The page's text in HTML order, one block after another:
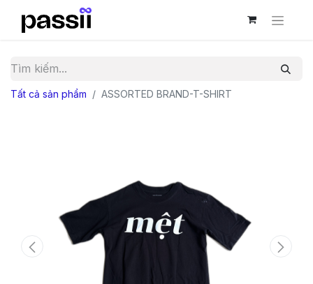
Tất cả sản phẩm ASSORTED BRAND-T-SHIRT